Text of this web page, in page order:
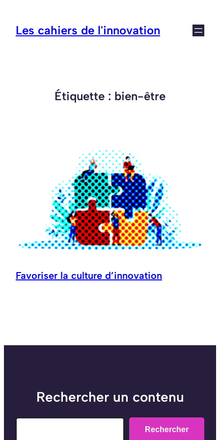
contenu
Les cahiers de l'innovation
Étiquette : bien-être
Favoriser la culture d’innovation
Rechercher un contenu
Rechercher